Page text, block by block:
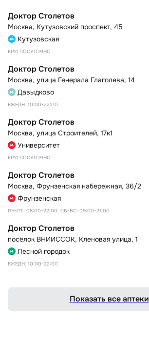
Доктор Столетов
Москва, Кутузовский проспект, 45
Кутузовская
КРУГЛОСУТОЧНО
Доктор Столетов
Москва, улица Генерала Глаголева, 14
Давыдково
ЕЖЕДН. 10:00-22:00
Доктор Столетов
Москва, улица Строителей, 17к1
Университет
КРУГЛОСУТОЧНО
Доктор Столетов
Москва, Фрунзенская набережная, 36/2
Фрунзенская
ПН-ПТ: 08:00-22:00, СБ-ВС: 09:00-21:00
Доктор Столетов
посёлок ВНИИССОК, Кленовая улица, 1
Лесной городок
ЕЖЕДН. 10:00-22:00
Показать все аптеки